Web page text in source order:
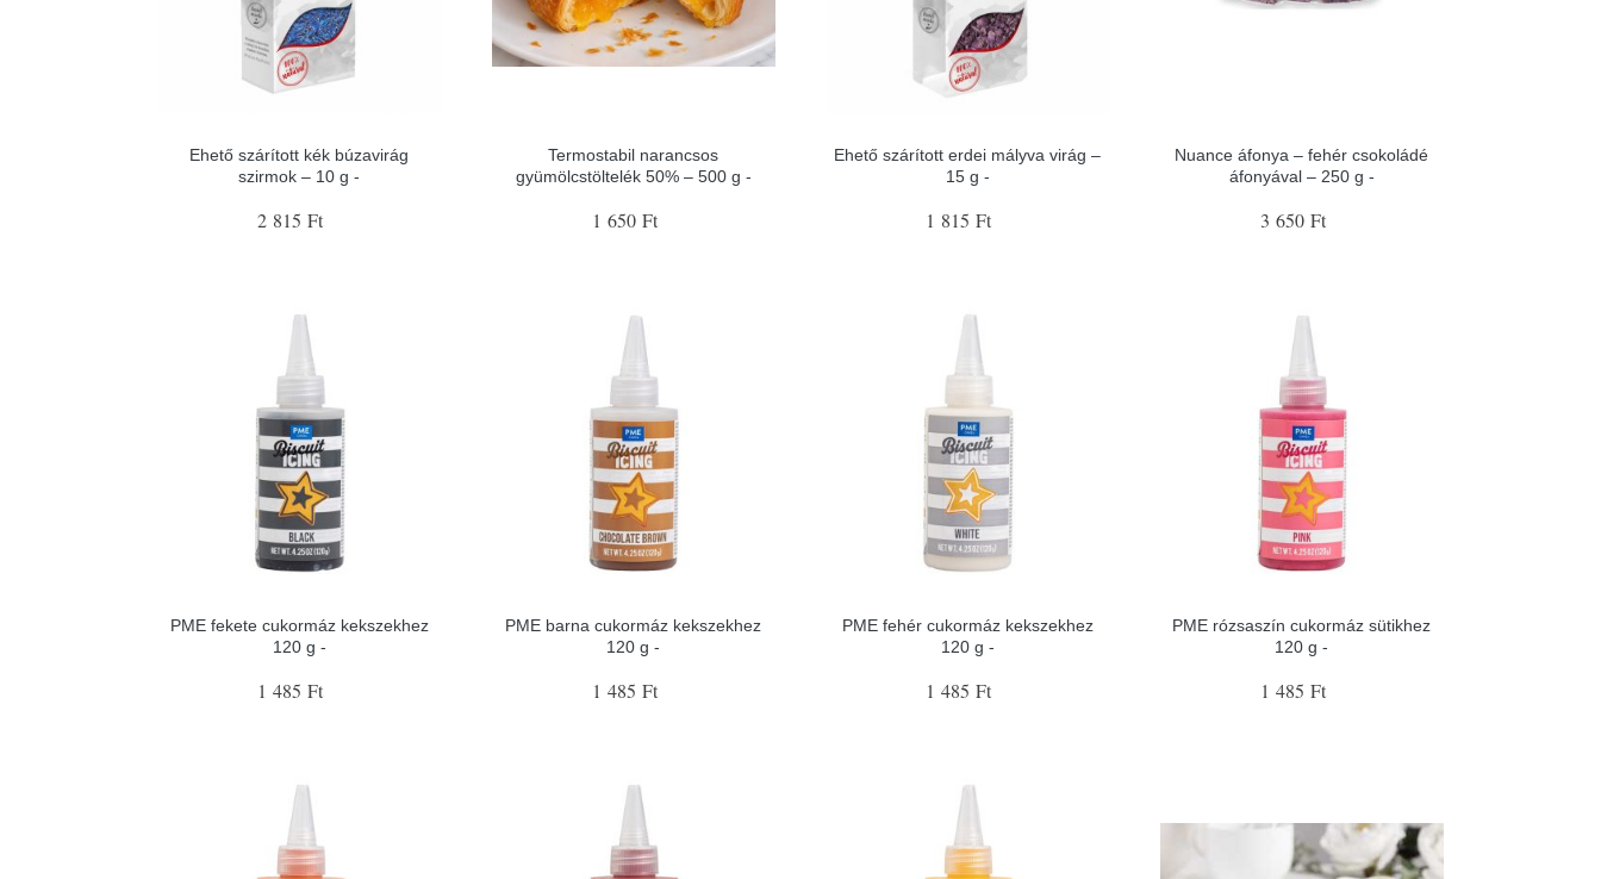
Ehető szárított kék búzavirág
szirmok – 10 g -
2 815 Ft
Termostabil narancsos
gyümölcstöltelék 50% – 500 g -
1 650 Ft
Ehető szárított erdei mályva virág –
15 g -
1 815 Ft
Nuance áfonya – fehér csokoládé
áfonyával – 250 g -
3 650 Ft
PME fekete cukormáz kekszekhez
120 g -
1 485 Ft
PME barna cukormáz kekszekhez
120 g -
1 485 Ft
PME fehér cukormáz kekszekhez
120 g -
1 485 Ft
PME rózsaszín cukormáz sütikhez
120 g -
1 485 Ft